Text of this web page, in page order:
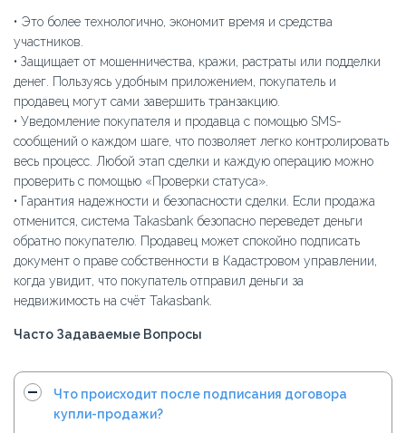
• Это более технологично, экономит время и средства
участников.
• Защищает от мошенничества, кражи, растраты или подделки
денег. Пользуясь удобным приложением, покупатель и
продавец могут сами завершить транзакцию.
• Уведомление покупателя и продавца с помощью SMS-
сообщений о каждом шаге, что позволяет легко контролировать
весь процесс. Любой этап сделки и каждую операцию можно
проверить с помощью «Проверки статуса».
• Гарантия надежности и безопасности сделки. Если продажа
отменится, система Takasbank безопасно переведет деньги
обратно покупателю. Продавец может спокойно подписать
документ о праве собственности в Кадастровом управлении,
когда увидит, что покупатель отправил деньги за
недвижимость на счёт Takasbank.
Часто Задаваемые Вопросы
Что происходит после подписания договора
купли-продажи?